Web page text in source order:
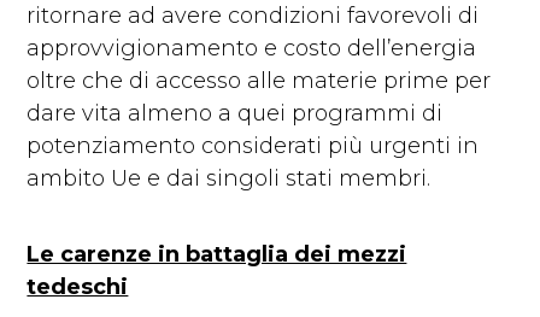
ritornare ad avere condizioni favorevoli di
approvvigionamento e costo dell’energia
oltre che di accesso alle materie prime per
dare vita almeno a quei programmi di
potenziamento considerati più urgenti in
ambito Ue e dai singoli stati membri.
Le carenze in battaglia dei mezzi
tedeschi